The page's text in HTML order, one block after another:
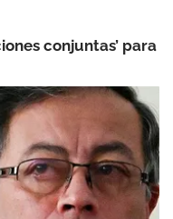
conjuntas’ para